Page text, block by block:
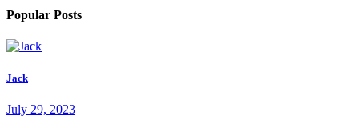
Popular Posts
Jack
July 29, 2023